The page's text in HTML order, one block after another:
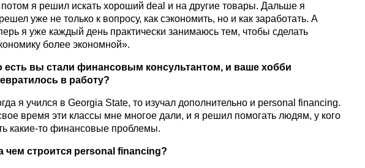
потом я решил искать хороший deal и на другие товары. Дальше я
уже не только к вопросу, как сэкономить, но и как заработать. А
я уже каждый день практически занимаюсь тем, чтобы сделать
более экономной».
есть вы стали финансовым консультантом, и ваше хобби
в работу?
я учился в Georgia State, то изучал дополнительно и personal financing.
время эти классы мне многое дали, и я решил помогать людям, у кого
какие-то финансовые проблемы.
чем строится personal financing?